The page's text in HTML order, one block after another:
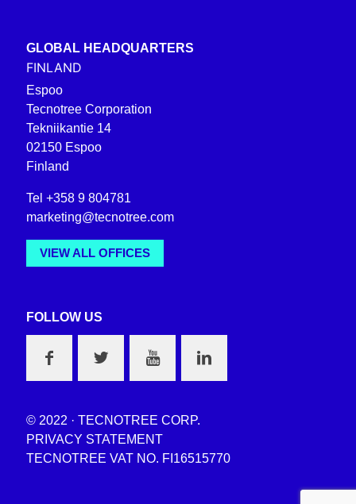
GLOBAL HEADQUARTERS
FINLAND
Espoo
Tecnotree Corporation
Tekniikantie 14
02150 Espoo
Finland
Tel +358 9 804781
marketing@tecnotree.com
VIEW ALL OFFICES
FOLLOW US
© 2022 · TECNOTREE CORP.
PRIVACY STATEMENT
TECNOTREE VAT NO. FI16515770